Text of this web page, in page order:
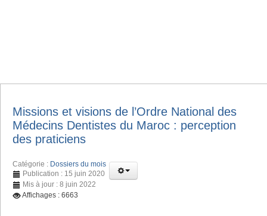
Missions et visions de l’Ordre National des
Médecins Dentistes du Maroc : perception
des praticiens
Catégorie : Dossiers du mois
Publication : 15 juin 2020
Mis à jour : 8 juin 2022
Affichages : 6663